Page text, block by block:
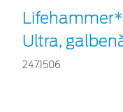
Ultra,
2471506